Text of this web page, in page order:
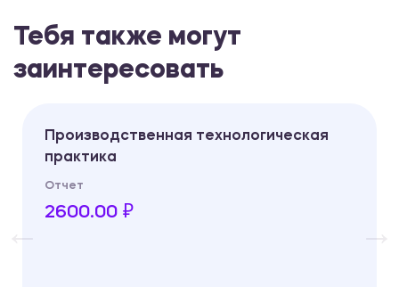
Тебя также могут
заинтересовать
Производственная технологическая
практика
Отчет
2600.00 ₽